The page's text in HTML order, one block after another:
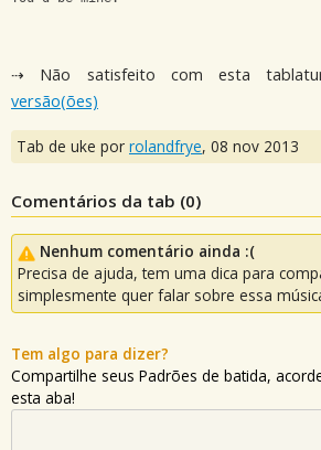
⇢ Não satisfeito com esta
versão(ões)
Tab de uke por rolandfrye, 08 nov 2013
Comentários da tab (0)
Nenhum comentário ainda :(
Precisa de ajuda, tem uma dica para
simplesmente quer falar sobre essa
Tem algo para dizer?
Compartilhe seus Padrões de batida,
esta aba!